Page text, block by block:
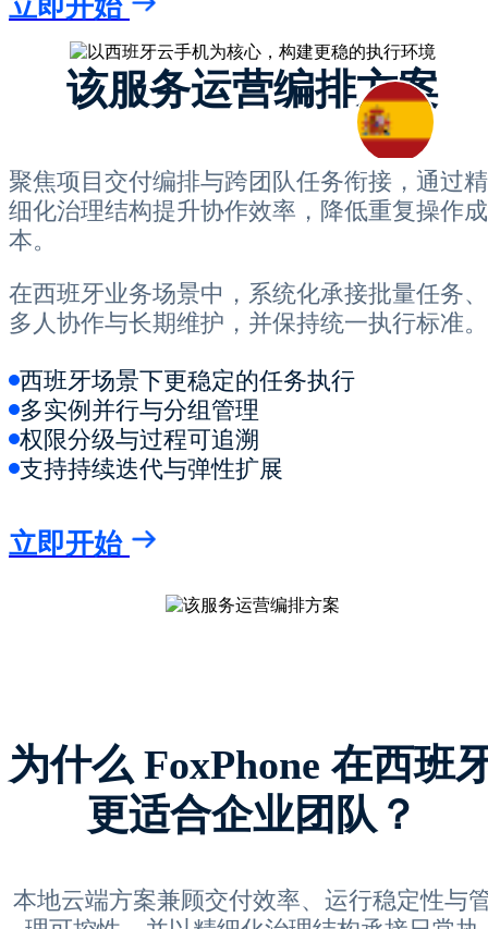
立即开始
该服务运营编排方案
聚焦项目交付编排与跨团队任务衔接，通过精
细化治理结构提升协作效率，降低重复操作成
本。
在西班牙业务场景中，系统化承接批量任务、
多人协作与长期维护，并保持统一执行标准。
西班牙场景下更稳定的任务执行
多实例并行与分组管理
权限分级与过程可追溯
支持持续迭代与弹性扩展
立即开始
为什么 FoxPhone 在西班
更适合企业团队？
本地云端方案兼顾交付效率、运行稳定性与